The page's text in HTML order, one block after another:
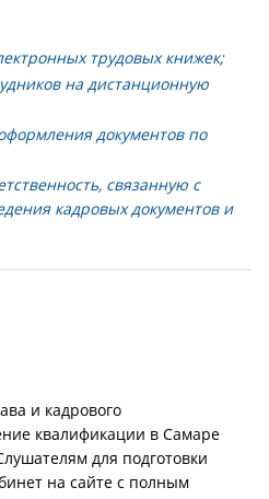
трудовых книжек;
на дистанционную
документов по
связанную с
кадровых документов и
и кадрового
квалификации в Самаре
для подготовки
на сайте с полным